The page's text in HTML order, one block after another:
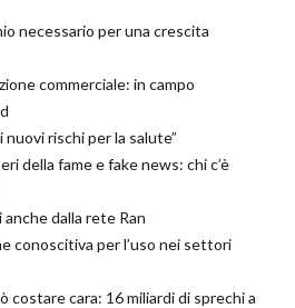
necessario per una crescita
commerciale: in campo
nuovi rischi per la salute”
della fame e fake news: chi c’è
dalla rete Ran
conoscitiva per l’uso nei settori
costare cara: 16 miliardi di sprechi a